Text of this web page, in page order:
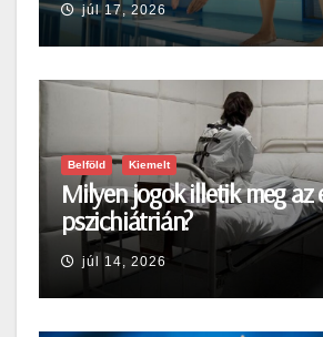
júl 17, 2026
Belföld Kiemelt
Milyen jogok illetik meg az
pszichiátrián?
júl 14, 2026